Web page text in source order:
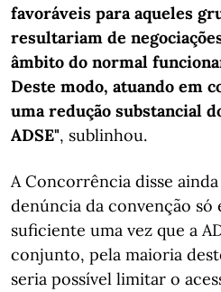
favoráveis para aqueles
resultariam de
âmbito do normal
Deste modo, atuando em
uma redução substancial
ADSE", sublinhou.
A Concorrência disse ainda
denúncia da convenção só
suficiente uma vez que a
conjunto, pela maioria
seria possível limitar o